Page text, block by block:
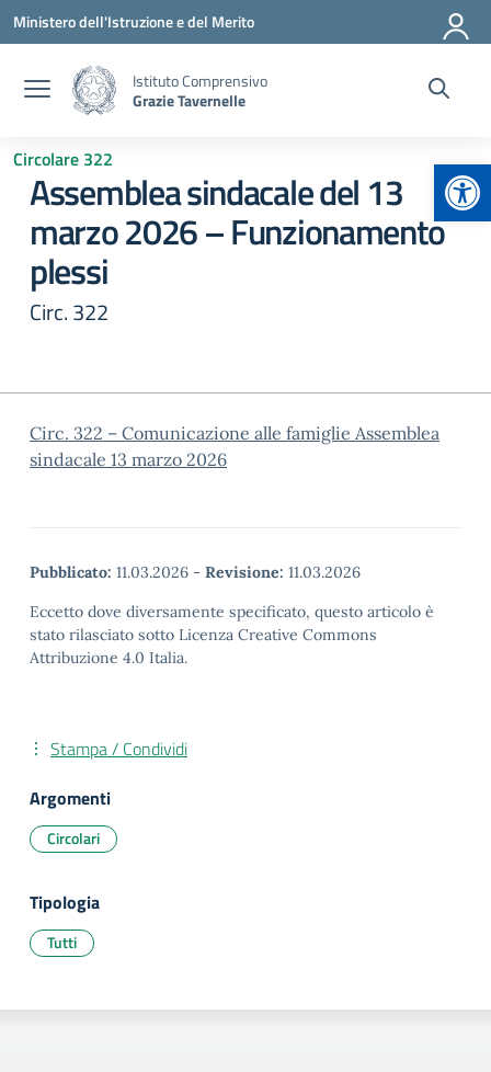
Vai ai contenuti
Vai al menu di navigazione
Vai al footer
Ministero dell'Istruzione e del Merito
Istituto Comprensivo
Grazie Tavernelle
Circolare 322
Assemblea sindacale del 13
marzo 2026 – Funzionamento
plessi
Circ. 322
Circ. 322 – Comunicazione alle famiglie Assemblea
sindacale 13 marzo 2026
Pubblicato: 11.03.2026 - Revisione: 11.03.2026
Eccetto dove diversamente specificato, questo articolo è
stato rilasciato sotto Licenza Creative Commons
Attribuzione 4.0 Italia.
Stampa / Condividi
Argomenti
Circolari
Tipologia
Tutti